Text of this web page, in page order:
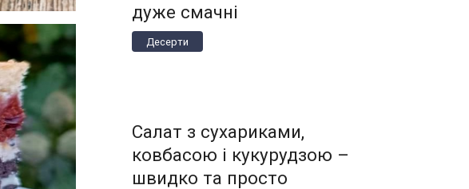
дуже смачні
Десерти
Салат з сухариками,
ковбасою і кукурудзою –
швидко та просто